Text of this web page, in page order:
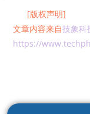
[版权声明]
文章内容来自技象科
https://